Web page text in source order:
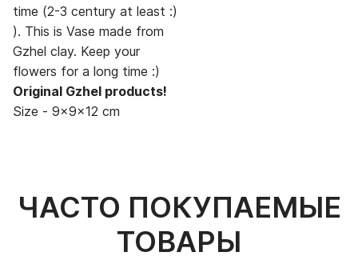
time (2-3 century at least :)
). This is Vase made from
Gzhel clay. Keep your
flowers for a long time :)
Original Gzhel products!
Size - 9x9x12 cm
ЧАСТО ПОКУПАЕМЫЕ
ТОВАРЫ